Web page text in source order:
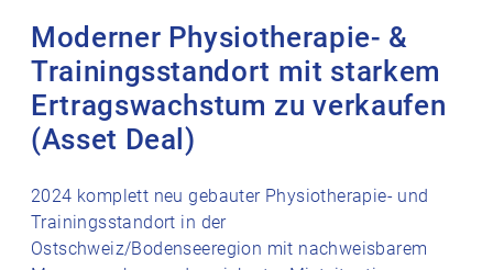
Moderner Physiotherapie- &
Trainingsstandort mit starkem
Ertragswachstum zu verkaufen
(Asset Deal)
2024 komplett neu gebauter Physiotherapie- und
Trainingsstandort in der
Ostschweiz/Bodenseeregion mit nachweisbarem